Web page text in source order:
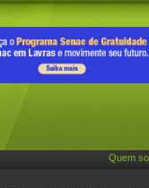
Quem